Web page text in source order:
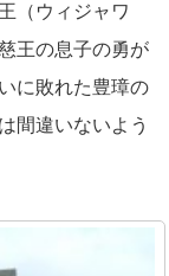
（ウィジャワ
王の息子の勇が
に敗れた豊璋の
間違いないよう